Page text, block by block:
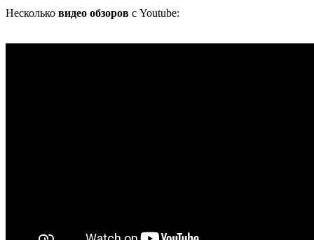
Несколько видео обзоров с Youtube: